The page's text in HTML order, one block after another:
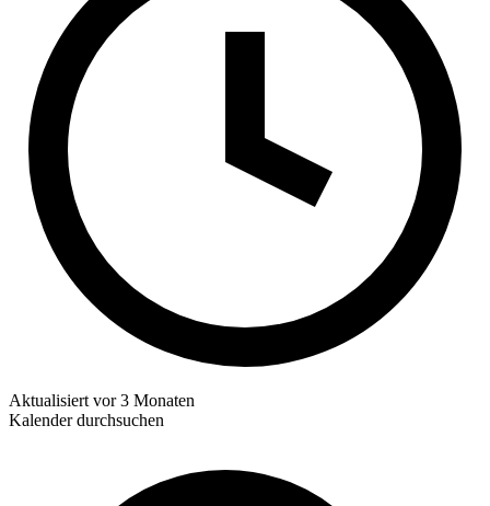
Aktualisiert vor 3 Monaten
Kalender durchsuchen